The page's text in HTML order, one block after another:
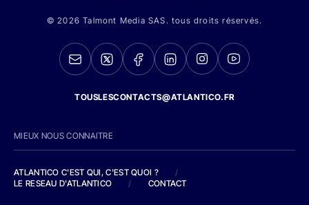
© 2026 Talmont Media SAS. tous droits réservés.
TOUSLESCONTACTS@ATLANTICO.FR
MIEUX NOUS CONNAITRE
ATLANTICO C'EST QUI, C'EST QUOI ?
/
LE RESEAU D'ATLANTICO
/ CONTACT